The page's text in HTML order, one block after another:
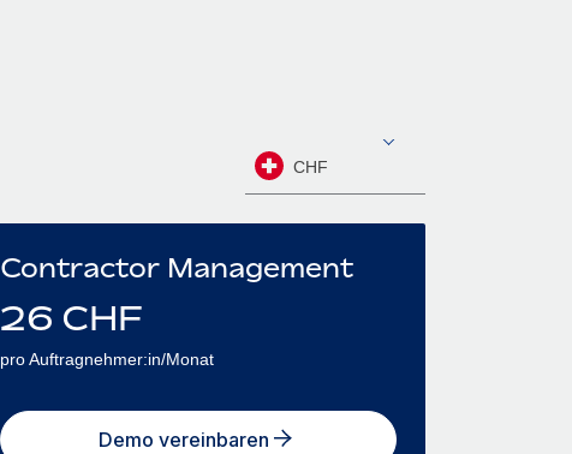
CHF
Contractor Management
26 CHF
pro Auftragnehmer:in/Monat
Demo vereinbaren